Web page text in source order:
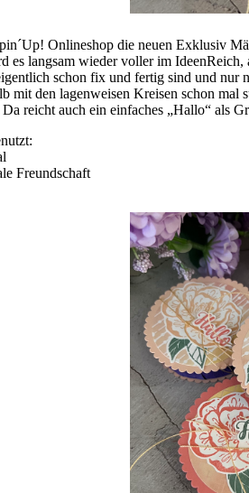
Onlineshop die neuen Exklusiv
es langsam wieder voller im
schon fix und fertig sind und nur
mit den lagenweisen Kreisen schon
reicht auch ein einfaches „Hallo“ als
Freundschaft